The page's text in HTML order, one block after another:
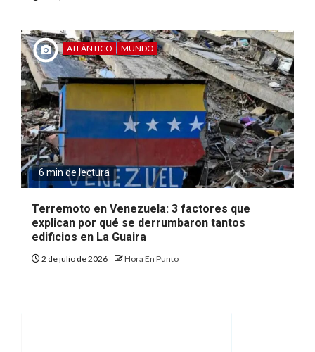
ATLÁNTICO MUNDO
6 min de lectura
Terremoto en Venezuela: 3 factores que
explican por qué se derrumbaron tantos
edificios en La Guaira
2 de julio de 2026 Hora En Punto